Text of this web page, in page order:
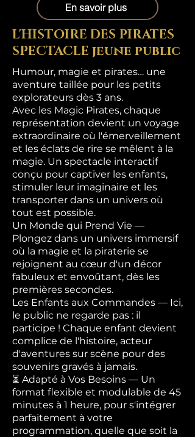
En savoir plus
L'HISTOIRE DES PIRATES
SPECTACLE jeune public
Humour, magie et pirates… une
aventure taillée pour les petits
explorateurs dès 3 ans.
Avec les Magic Pirates, chaque
représentation devient un voyage
extraordinaire où l'émerveillement
et les éclats de rire se mêlent à la
magie. Un spectacle interactif
conçu pour captiver les enfants,
stimuler leur imaginaire et les
transporter dans un univers où
tout est possible.
Un Monde qui Prend Vie —
Plongez dans un univers immersif
où la magie et la piraterie se
rejoignent au cœur d'un décor
fabuleux et envoûtant, dès les
premières secondes.
Les Enfants aux Commandes — Ici,
le public ne regarde pas : il
participe ! Chaque enfant devient
complice de l'histoire, acteur
d'aventures sur scène pour des
souvenirs gravés à jamais.
⏳ Adapté à Vos Besoins — Un
format flexible et modulable de 45
minutes à 1 heure, pour s'intégrer
parfaitement à votre
programmation, quelle que soit la